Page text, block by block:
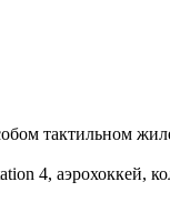
тактильном
4, аэрохоккей,